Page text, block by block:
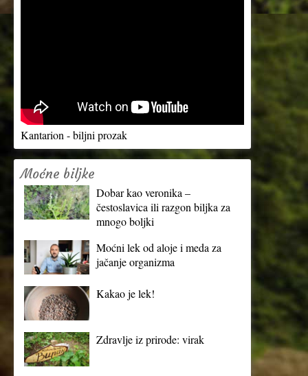
Kantarion - biljni prozak
Moćne biljke
Dobar kao veronika –
čestoslavica ili razgon biljka za
mnogo boljki
Moćni lek od aloje i meda za
jačanje organizma
Kakao je lek!
Zdravlje iz prirode: virak